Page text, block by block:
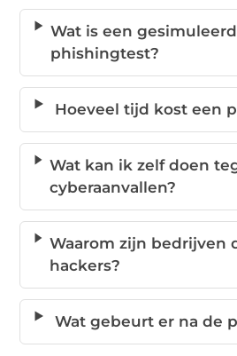
Wat is een
phishingtest?
Hoeveel tijd kost een
Wat kan ik zelf doen
cyberaanvallen?
Waarom zijn bedrijven
hackers?
Wat gebeurt er na de